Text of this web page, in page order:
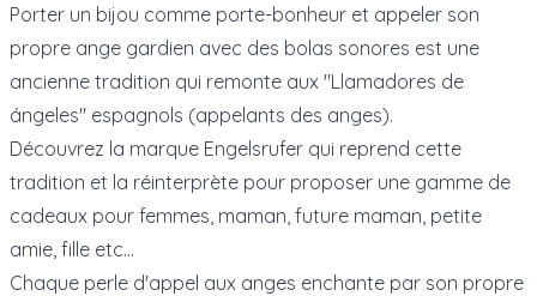
Porter un bijou comme porte-bonheur et appeler son
propre ange gardien avec des bolas sonores est une
ancienne tradition qui remonte aux "Llamadores de
ángeles" espagnols (appelants des anges).
Découvrez la marque Engelsrufer qui reprend cette
tradition et la réinterprète pour proposer une gamme de
cadeaux pour femmes, maman, future maman, petite
amie, fille etc...
Chaque perle d'appel aux anges enchante par son propre